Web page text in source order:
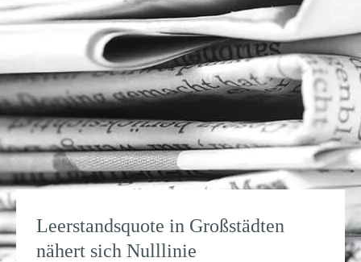
Leerstandsquote in Großstädten
nähert sich Nulllinie